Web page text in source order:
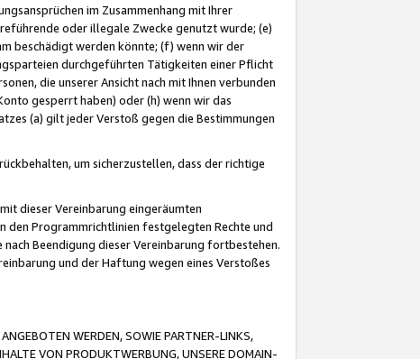
im Zusammenhang mit Ihrer
oder illegale Zwecke genutzt wurde; (e)
beschädigt werden könnte; (f) wenn wir der
durchgeführten Tätigkeiten einer Pflicht
die unserer Ansicht nach mit Ihnen verbunden
gesperrt haben) oder (h) wenn wir das
(a) gilt jeder Verstoß gegen die Bestimmungen
um sicherzustellen, dass der richtige
dieser Vereinbarung eingeräumten
den Programmrichtlinien festgelegten Rechte und
Beendigung dieser Vereinbarung fortbestehen.
und der Haftung wegen eines Verstoßes
WERDEN, SOWIE PARTNER-LINKS,
VON PRODUKTWERBUNG, UNSERE DOMAIN-